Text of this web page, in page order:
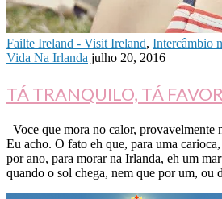
Failte Ireland - Visit Ireland, Intercâmbio
Vida Na Irlanda julho 20, 2016
TÁ TRANQUILO, TÁ
Voce que mora no calor, provavelmente
Eu acho. O fato eh que, para uma
por ano, para morar na Irlanda, eh um
quando o sol chega, nem que por um,